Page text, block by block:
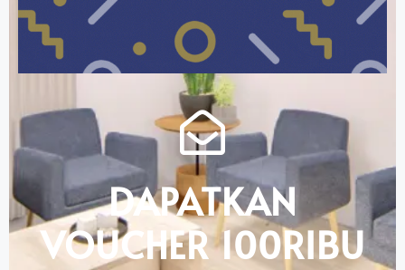
DAPATKAN
VOUCHER 100RIBU